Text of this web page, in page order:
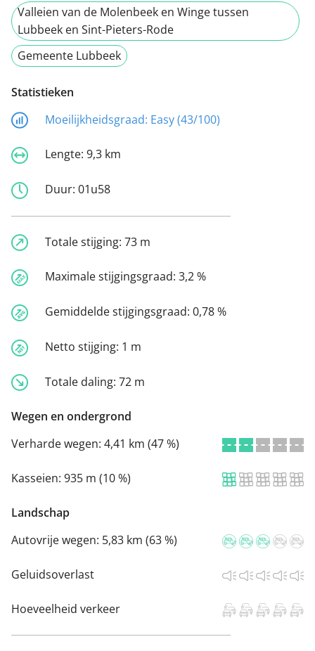
Valleien van de Molenbeek en Winge tussen
Lubbeek en Sint-Pieters-Rode
Gemeente Lubbeek
Statistieken
Moeilijkheidsgraad: Easy (43/100)
Lengte: 9,3 km
Duur: 01u58
Totale stijging: 73 m
Maximale stijgingsgraad: 3,2 %
Gemiddelde stijgingsgraad: 0,78 %
Netto stijging: 1 m
Totale daling: 72 m
Wegen en ondergrond
Verharde wegen: 4,41 km (47 %)
Kasseien: 935 m (10 %)
Landschap
Autovrije wegen: 5,83 km (63 %)
Geluidsoverlast
Hoeveelheid verkeer